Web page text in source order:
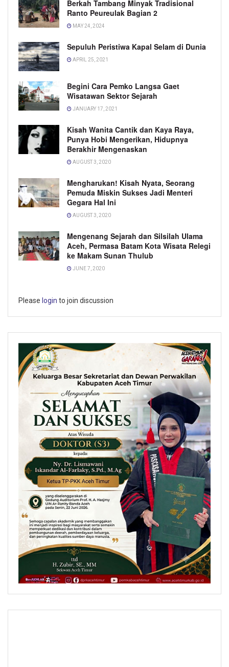
Berkah Tambang Minyak Tradisional
Ranto Peureulak Bagian 2
MAY 24, 2024
Sepuluh Peristiwa Kapal Selam di Dunia
APRIL 25, 2021
Begini Cara Pemko Langsa Gaet
Wisatawan Sektor Sejarah
JANUARY 17, 2021
Kisah Wanita Cantik dan Kaya Raya,
Punya Hobi Mengerikan, Hidupnya
Berakhir Mengenaskan
AUGUST 3, 2020
Mengharukan! Kisah Nyata, Seorang
Pemuda Miskin Sukses Jadi Menteri
Gegara Hal Ini
AUGUST 3, 2020
Mengenang Sejarah dan Silsilah Ulama
Aceh, Permasa Batam Kota Wisata Relegi
ke Makam Sunan Thulub
JUNE 7, 2020
Please login to join discussion